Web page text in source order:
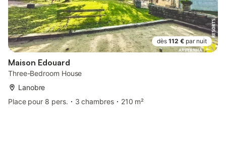
dès 112 € par nuit
Maison Edouard
Three-Bedroom House
Lanobre
Place pour 8 pers.
3 chambres 210 m²